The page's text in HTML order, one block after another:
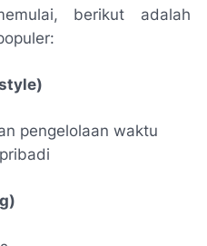
berikut adalah
pengelolaan waktu